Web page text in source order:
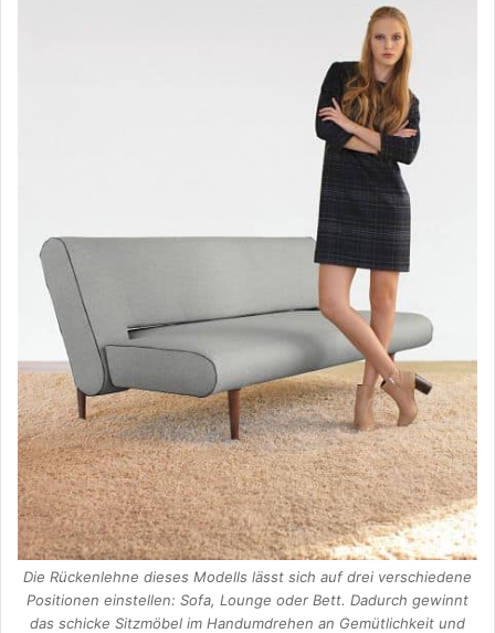
Die Rückenlehne dieses Modells lässt sich auf drei verschiedene
Positionen einstellen: Sofa, Lounge oder Bett. Dadurch gewinnt
das schicke Sitzmöbel im Handumdrehen an Gemütlichkeit und